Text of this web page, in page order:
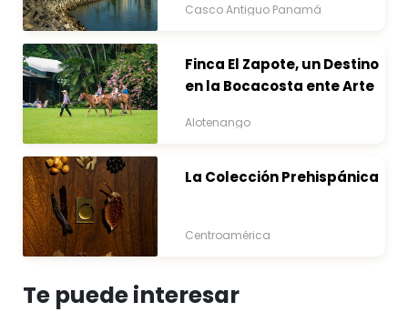
Casco Antiguo Panamá
Finca El Zapote, un Destino
en la Bocacosta ente Arte
Alotenango
La Colección Prehispánica
Centroamérica
Te puede interesar